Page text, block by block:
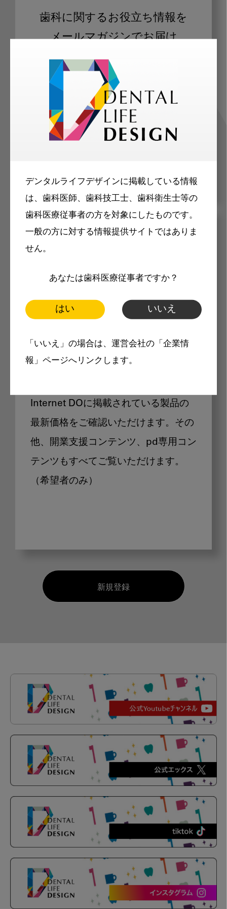
デンタルライフデザインに掲載している情報
は、歯科医師、歯科技工士、歯科衛生士等の
歯科医療従事者の方を対象にしたものです。
一般の方に対する情報提供サイトではありま
せん。
あなたは歯科医療従事者ですか？
はい いいえ
「いいえ」の場合は、運営会社の「企業情
報」ページへリンクします。
歯科に関するお役立ち情報を
メールマガジンでお届け
ご登録いただいた職種（歯科医師、歯
科衛生士、歯科技工士）に合わせた内
容のメールマガジンをお届けします。
メリット
製品価格も閲覧可能
Internet DOに掲載されている製品の
最新価格をご確認いただけます。その
他、開業支援コンテンツ、pd専用コン
テンツもすべてご覧いただけます。
（希望者のみ）
新規登録